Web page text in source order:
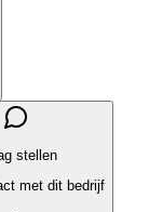
stellen
met dit bedrijf